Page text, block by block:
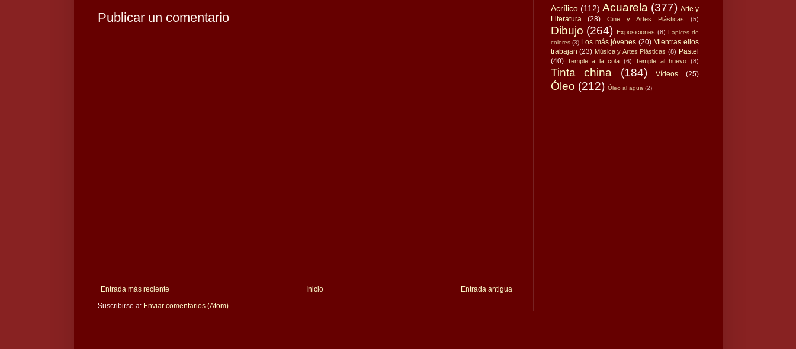
Publicar un comentario
Entrada más reciente Entrada antigua
Inicio
Suscribirse a: Enviar comentarios (Atom)
Acrílico (112) Acuarela (377) Arte y
Literatura
(28) Cine y Artes Plásticas (5)
Dibujo (264) Exposiciones (8) Lapices de
colores (3) Los más jóvenes (20) Mientras ellos
trabajan (23) Música y Artes Plásticas (8) Pastel
(40) Temple a la cola (6) Temple al huevo (8)
Tinta china (184) Vídeos (25)
Óleo (212) Óleo al agua (2)